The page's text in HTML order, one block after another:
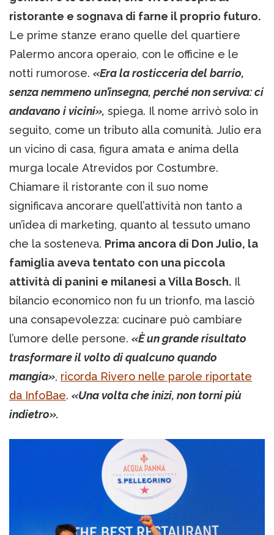
ristorante e sognava di farne il proprio futuro.
Le prime stanze erano quelle del quartiere
Palermo ancora operaio, con le officine e le
notti rumorose. «Era la rosticceria del barrio,
senza nemmeno un’insegna, perché non serviva: ci
andavano i vicini», spiega. Il nome arrivò solo in
seguito, come un tributo alla comunità. Julio era
un vicino di casa, figura amata e anima della
murga locale Atrevidos por Costumbre.
Chiamare il ristorante con il suo nome
significava ancorare quell’attività non tanto a
un’idea di marketing, quanto al tessuto umano
che la sosteneva. Prima ancora di Don Julio, la
famiglia aveva tentato con una piccola
attività di panini e milanesi a Villa Bosch. Il
bilancio economico non fu un trionfo, ma lasciò
una consapevolezza: cucinare può cambiare
l’umore delle persone. «È un grande risultato
trasformare il volto di qualcuno quando
mangia», ricorda Rivero nelle parole riportate
da InfoBae. «Una volta che inizi, non torni più
indietro».